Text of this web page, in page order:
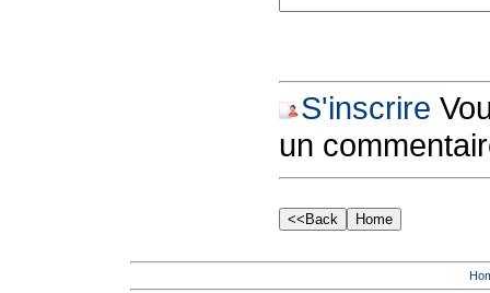
S'inscrire
un